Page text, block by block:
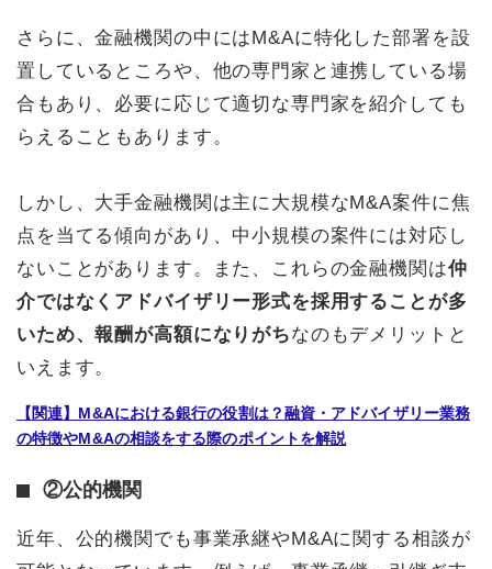
さらに、金融機関の中にはM&Aに特化した部署を設
置しているところや、他の専門家と連携している場
合もあり、必要に応じて適切な専門家を紹介しても
らえることもあります。
しかし、大手金融機関は主に大規模なM&A案件に焦
点を当てる傾向があり、中小規模の案件には対応し
ないことがあります。また、これらの金融機関は仲
介ではなくアドバイザリー形式を採用することが多
いため、報酬が高額になりがちなのもデメリットと
いえます。
【関連】M&Aにおける銀行の役割は？融資・アドバイザリー業務
の特徴やM&Aの相談をする際のポイントを解説
②公的機関
近年、公的機関でも事業承継やM&Aに関する相談が